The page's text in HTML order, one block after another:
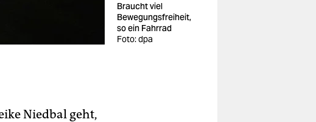
Braucht viel
Bewegungsfreiheit,
so ein Fahrrad
Foto: dpa
Niedbal geht,